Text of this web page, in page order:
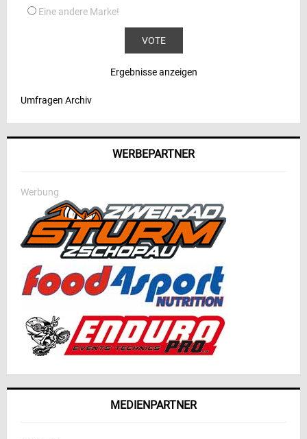
Eine andere Marke!
Ergebnisse anzeigen
Umfragen Archiv
WERBEPARTNER
Werbung
MEDIENPARTNER